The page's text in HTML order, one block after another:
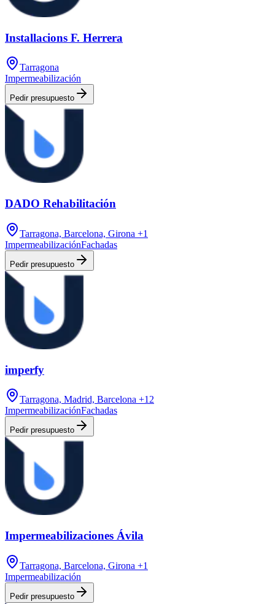
Installacions F. Herrera
Tarragona
Impermeabilización
Pedir presupuesto
DADO Rehabilitación
Tarragona, Barcelona, Girona +1
ImpermeabilizaciónFachadas
Pedir presupuesto
imperfy
Tarragona, Madrid, Barcelona +12
ImpermeabilizaciónFachadas
Pedir presupuesto
Impermeabilizaciones Ávila
Tarragona, Barcelona, Girona +1
Impermeabilización
Pedir presupuesto